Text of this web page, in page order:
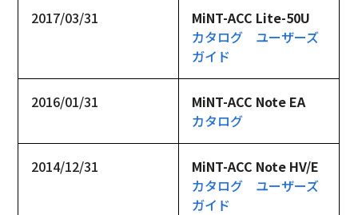
2017/03/31
MiNT-ACC Lite-50U
カタログ
ユーザーズ
ガイド
2016/01/31
MiNT-ACC Note EA
カタログ
2014/12/31
MiNT-ACC Note HV/E
カタログ
ユーザーズ
ガイド